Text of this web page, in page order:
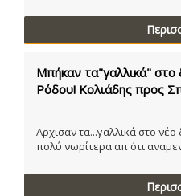
Μπήκαν τα"γαλλικά" στο
Ρόδου! Κολιάδης προς
Αρχισαν τα...γαλλικά στο
πολύ νωρίτερα απ ότι